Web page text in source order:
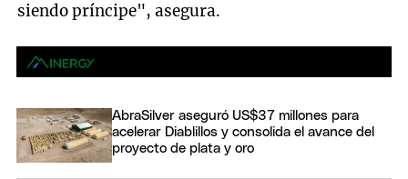
siendo príncipe", asegura.
AbraSilver aseguró US$37 millones para
acelerar Diablillos y consolida el avance del
proyecto de plata y oro